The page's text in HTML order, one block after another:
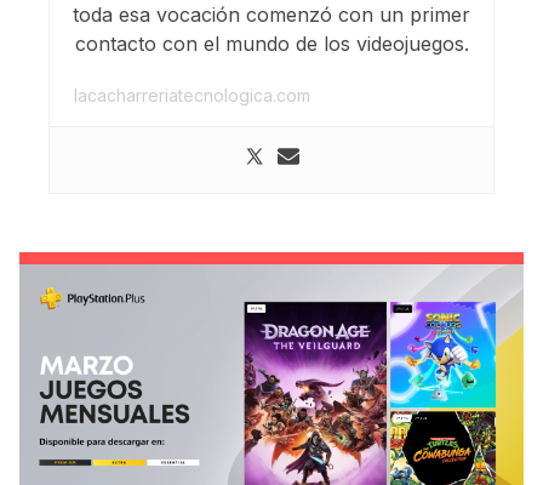
toda esa vocación comenzó con un primer
contacto con el mundo de los videojuegos.
lacacharreriatecnologica.com